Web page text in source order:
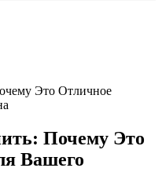
Это Отличное
Почему Это
Вашего